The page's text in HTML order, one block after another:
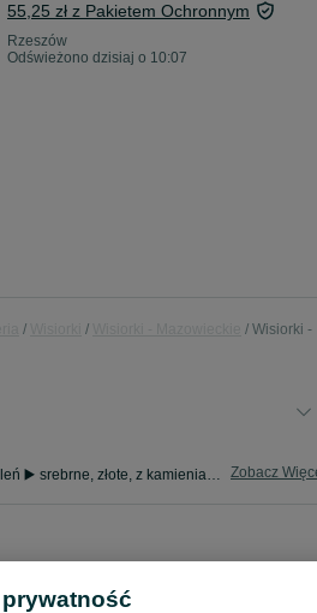
55,25 zł z Pakietem Ochronnym
Rzeszów
Odświeżono dzisiaj o 10:07
Wisiorki -
Szeroki wybór wisiorków Zwoleń ▶️ srebrne, złote, z kamieniami i różne motywy ✅ Nowe i używane w atrakcyjnych cenach ✌ Sprawdź oferty na OLX.pl! Zobacz